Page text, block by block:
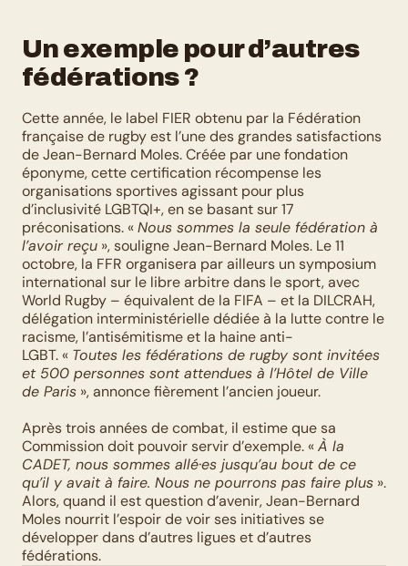
Un exemple pour d’autres
fédérations ?
Cette année, le label FIER obtenu par la Fédération
française de rugby est l’une des grandes satisfactions
de Jean-Bernard Moles. Créée par une fondation
éponyme, cette certification récompense les
organisations sportives agissant pour plus
d’inclusivité LGBTQI+, en se basant sur 17
préconisations. « Nous sommes la seule fédération à
l’avoir reçu », souligne Jean-Bernard Moles. Le 11
octobre, la FFR organisera par ailleurs un symposium
international sur le libre arbitre dans le sport, avec
World Rugby – équivalent de la FIFA – et la DILCRAH,
délégation interministérielle dédiée à la lutte contre le
racisme, l’antisémitisme et la haine anti-
LGBT. « Toutes les fédérations de rugby sont invitées
et 500 personnes sont attendues à l’Hôtel de Ville
de Paris », annonce fièrement l’ancien joueur.
Après trois années de combat, il estime que sa
Commission doit pouvoir servir d’exemple. « À la
CADET, nous sommes allé·es jusqu’au bout de ce
qu’il y avait à faire. Nous ne pourrons pas faire plus ».
Alors, quand il est question d’avenir, Jean-Bernard
Moles nourrit l’espoir de voir ses initiatives se
développer dans d’autres ligues et d’autres
fédérations.